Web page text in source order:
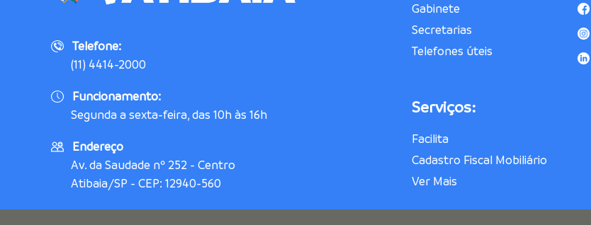
Telefone:
(11) 4414-2000
Funcionamento:
Segunda a sexta-feira, das 10h às 16h
Endereço
Av. da Saudade nº 252 - Centro
Atibaia/SP - CEP: 12940-560
Gabinete
Secretarias
Telefones úteis
Serviços:
Facilita
Cadastro Fiscal Mobiliário
Ver Mais